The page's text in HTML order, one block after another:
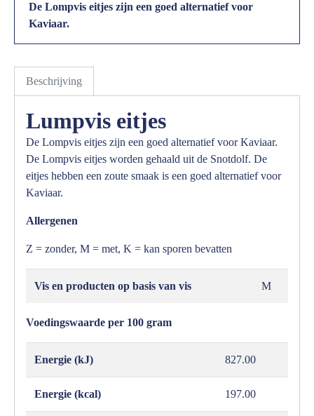
De Lompvis eitjes zijn een goed alternatief voor
Kaviaar.
Beschrijving
Lumpvis eitjes
De Lompvis eitjes zijn een goed alternatief voor Kaviaar.
De Lompvis eitjes worden gehaald uit de Snotdolf. De
eitjes hebben een zoute smaak is een goed alternatief voor
Kaviaar.
Allergenen
Z = zonder, M = met, K = kan sporen bevatten
Vis en producten op basis van vis M
Voedingswaarde per 100 gram
Energie (kJ) 827.00
Energie (kcal) 197.00